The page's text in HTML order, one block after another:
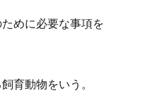
めに必要な事項を
育動物をいう。